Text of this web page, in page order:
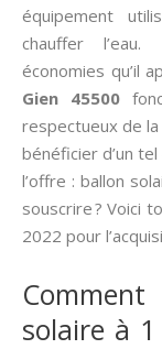
équipement
chauffer
économies qu’il
Gien 45500
respectueux de
bénéficier d’un
l’offre : ballon
souscrire ? Voici
2022 pour
solaire à